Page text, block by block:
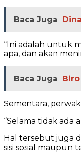
Baca Juga
“Ini adalah untuk
apa, dan akan
Baca Juga
Sementara,
“Selama tidak ada
Hal tersebut juga
sisi sosial maupun